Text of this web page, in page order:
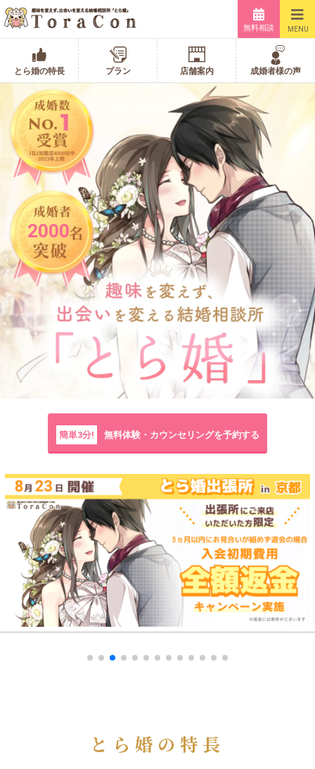
無料相談 MENU
とら婚の特長 プラン 店舗案内 成婚者様の声
2000
簡単3分! 無料体験・カウンセリングを予約する
とら婚の特長